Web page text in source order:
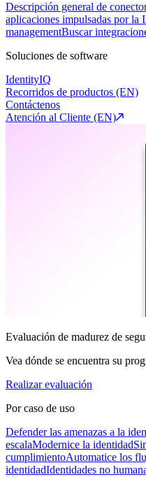
Descripción general de
aplicaciones impulsadas por la
managementBuscar
Soluciones de software
IdentityIQ
Recorridos de productos (EN)
Contáctenos
Atención al Cliente (EN)
Evaluación de madurez de
Vea dónde se encuentra su
Realizar evaluación
Por caso de uso
Defender las amenazas a la
escalaModernice la identidad
cumplimientoAutomatice los
identidadIdentidades no